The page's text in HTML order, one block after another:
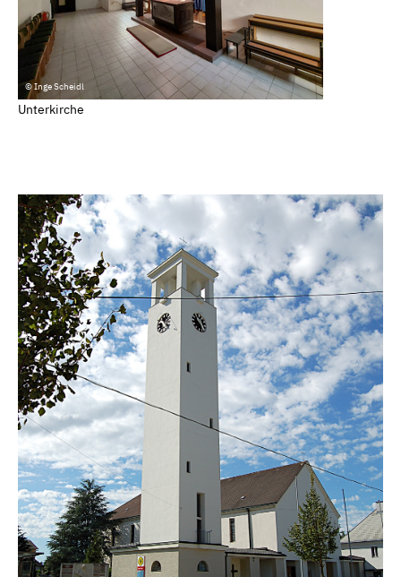
© Inge Scheidl
Unterkirche